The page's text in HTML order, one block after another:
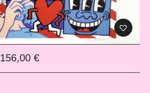
156,00 €